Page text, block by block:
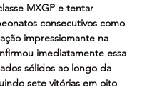
MXGP e tentar
consecutivos como
impressiomante na
imediatamente essa
sólidos ao longo da
sete vitórias em oito